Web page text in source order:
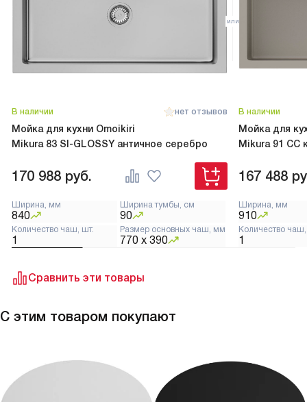
Сравнить эти товары
В наличии нет отзывов
Мойка для кухни Omoikiri
Mikura 83 SI-GLOSSY античное серебро
170 988 руб.
Ширина, мм
840
Ширина тумбы, см
90
Количество чаш, шт.
1
Размер основных чаш, мм
770 x 390
В наличии
Мойка для
Mikura 91 CC
167 488
Ширина, мм
910
Количество
1
С этим товаром покупают